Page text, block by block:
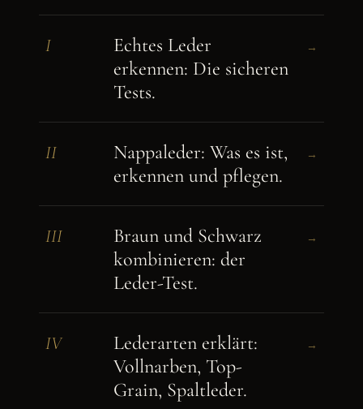
I
Echtes Leder
erkennen: Die sicheren
Tests.
→
II
Nappaleder: Was es ist,
erkennen und pflegen.
→
III
Braun und Schwarz
kombinieren: der
Leder-Test.
→
IV
Lederarten erklärt:
Vollnarben, Top-
Grain, Spaltleder.
→